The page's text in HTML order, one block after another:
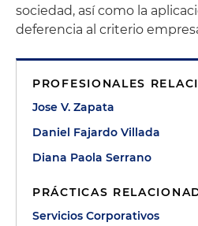
sociedad, así como la
deferencia al criterio
PROFESIONALES
Jose V. Zapata
Daniel Fajardo Villada
Diana Paola Serrano
PRÁCTICAS
Servicios Corporativos